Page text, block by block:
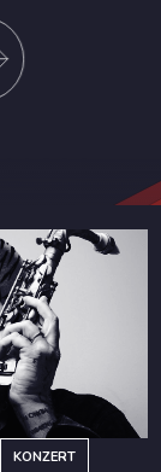
KONZERT